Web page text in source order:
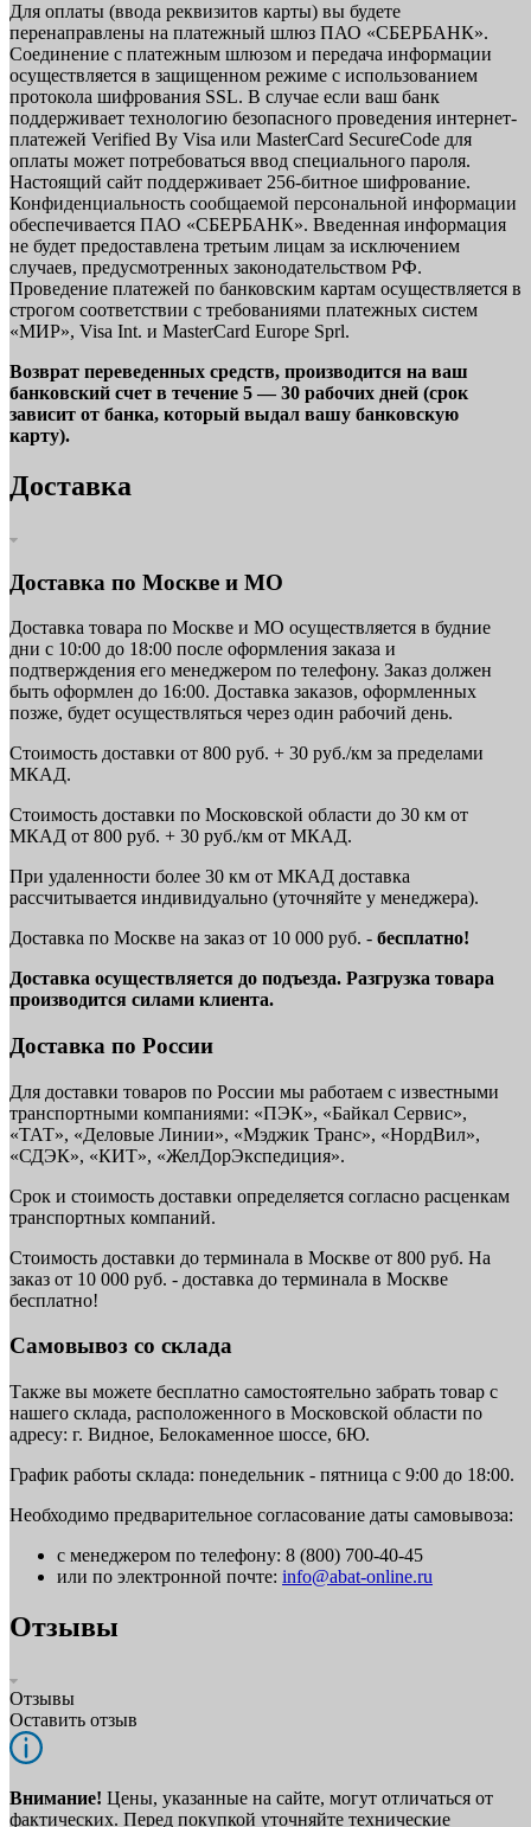
Для оплаты (ввода реквизитов карты) вы будете
перенаправлены на платежный шлюз ПАО «СБЕРБАНК».
Соединение с платежным шлюзом и передача информации
осуществляется в защищенном режиме с использованием
протокола шифрования SSL. В случае если ваш банк
поддерживает технологию безопасного проведения интернет-
платежей Verified By Visa или MasterCard SecureCode для
оплаты может потребоваться ввод специального пароля.
Настоящий сайт поддерживает 256-битное шифрование.
Конфиденциальность сообщаемой персональной информации
обеспечивается ПАО «СБЕРБАНК». Введенная информация
не будет предоставлена третьим лицам за исключением
случаев, предусмотренных законодательством РФ.
Проведение платежей по банковским картам осуществляется в
строгом соответствии с требованиями платежных систем
«МИР», Visa Int. и MasterCard Europe Sprl.
Возврат переведенных средств, производится на ваш
банковский счет в течение 5 — 30 рабочих дней (срок
зависит от банка, который выдал вашу банковскую
карту).
Доставка
Доставка по Москве и МО
Доставка товара по Москве и МО осуществляется в будние
дни с 10:00 до 18:00 после оформления заказа и
подтверждения его менеджером по телефону. Заказ должен
быть оформлен до 16:00. Доставка заказов, оформленных
позже, будет осуществляться через один рабочий день.
Стоимость доставки от 800 руб. + 30 руб./км за пределами
МКАД.
Стоимость доставки по Московской области до 30 км от
МКАД от 800 руб. + 30 руб./км от МКАД.
При удаленности более 30 км от МКАД доставка
рассчитывается индивидуально (уточняйте у менеджера).
Доставка по Москве на заказ от 10 000 руб. - бесплатно!
Доставка осуществляется до подъезда. Разгрузка товара
производится силами клиента.
Доставка по России
Для доставки товаров по России мы работаем с известными
транспортными компаниями: «ПЭК», «Байкал Сервис»,
«ТАТ», «Деловые Линии», «Мэджик Транс», «НордВил»,
«СДЭК», «КИТ», «ЖелДорЭкспедиция».
Срок и стоимость доставки определяется согласно расценкам
транспортных компаний.
Стоимость доставки до терминала в Москве от 800 руб. На
заказ от 10 000 руб. - доставка до терминала в Москве
бесплатно!
Самовывоз со склада
Также вы можете бесплатно самостоятельно забрать товар с
нашего склада, расположенного в Московской области по
адресу: г. Видное, Белокаменное шоссе, 6Ю.
График работы склада: понедельник - пятница с 9:00 до 18:00.
Необходимо предварительное согласование даты самовывоза:
с менеджером по телефону: 8 (800) 700-40-45
или по электронной почте: info@abat-online.ru
Отзывы
Отзывы
Оставить отзыв
Внимание! Цены, указанные на сайте, могут отличаться от
фактических. Перед покупкой уточняйте технические